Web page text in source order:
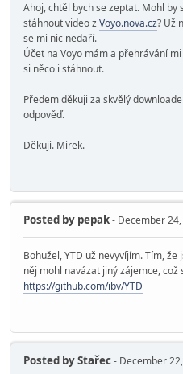
Ahoj, chtěl bych se zeptat. Mohl
stáhnout video zVoyo.nova.cz? Už
se mi nic nedaří.
Účet na Voyo mám a přehrávání
si něco i stáhnout.
Předem děkuji za skvělý
odpověď.
Děkuji. Mirek.
Posted by pepak- December
Bohužel, YTD už nevyvíjím. Tím,
něj mohl navázat jiný zájemce, což
https://github.com/ibv/YTD
Posted byStařec- December